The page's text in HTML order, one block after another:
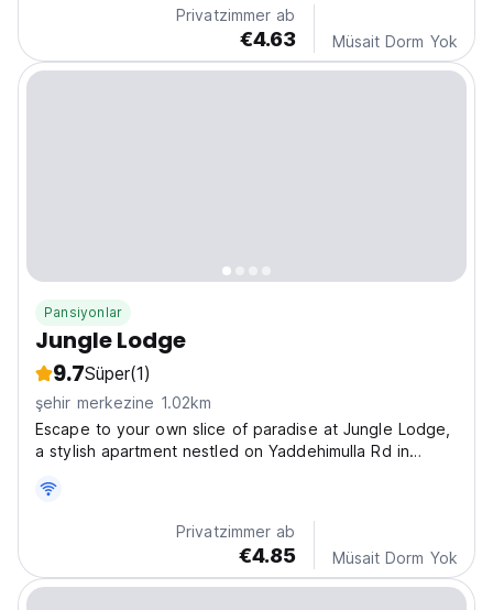
Privatzimmer ab
€4.63 Müsait Dorm Yok
Pansiyonlar
Jungle Lodge
9.7Süper(1)
şehir merkezine 1.02km
Escape to your own slice of paradise at Jungle Lodge,
a stylish apartment nestled on Yaddehimulla Rd in
sounds of the jungle just moments from the beach.
Jungle lodge offers a cozy retreat after a day...
Privatzimmer ab
€4.85 Müsait Dorm Yok